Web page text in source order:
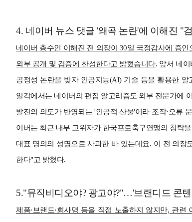
4. 네이버 뉴스 댓글 '왜곡 논란'에 이해진 "
네이버 총수인 이해진 전 의장이 30일 국정감사에 증
외부 공개 및 검증에 찬성한다고 밝혔습니다. 앞서 네
공정성 논란을 빚자 인공지능(AI) 기술 등을 활용한
일각에서는 네이버의 편집 알고리즘도 외부 전문가에
발진의 의도가 반영되는 '인공적 산물'이라 조작·오류
이버는 최근 내부 고위자가 한국프로축구연맹의 청탁
대표 명의의 성명으로 사과한 바 있는데요. 이 전 의장
한다"고 밝혔다.
5."뮤직비디오야? 광고야?"…'브랜디드 콘텐
제품·브랜드·회사명 등을 직접 노출하지 않지만, 관